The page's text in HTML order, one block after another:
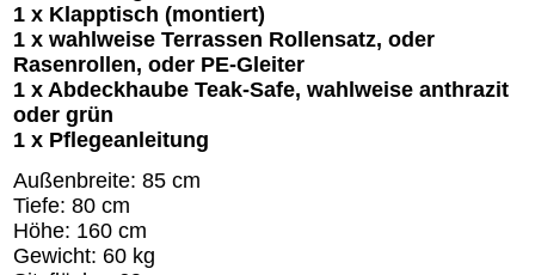
1 x Klapptisch (montiert)
1 x wahlweise Terrassen Rollensatz, oder
Rasenrollen, oder PE-Gleiter
1 x Abdeckhaube Teak-Safe, wahlweise anthrazit
oder grün
1 x Pflegeanleitung
Außenbreite: 85 cm
Tiefe: 80 cm
Höhe: 160 cm
Gewicht: 60 kg